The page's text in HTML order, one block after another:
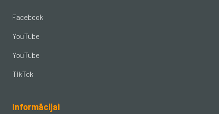
Facebook
YouTube
YouTube
TikTok
Informācijai